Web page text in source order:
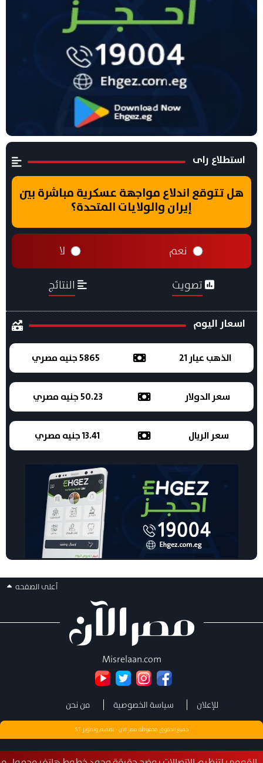
استطلاع راى
هل تتوقع اندلاع مواجهة عسكرية مباشرة بين
إيران والولايات المتحدة؟
نعم لا
تصويت النتائج
اسعار اليوم
الذهب عيار 21 5865 جنيه مصري
سعر الدولار 50.23 جنيه مصري
سعر الريال 13.41 جنيه مصري
أعلى الصفحه
Misrelaan.com
للإعلان سياسة الخصوصية من نحن
جميع الحقوق محفوظة مصر الان - تصميم وتطويرST